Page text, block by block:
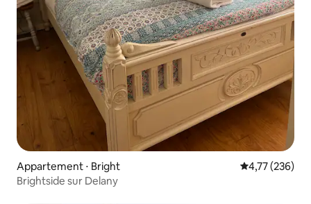
Appartement ⋅ Bright Évaluation
4,77 (236)
Brightside sur Delany